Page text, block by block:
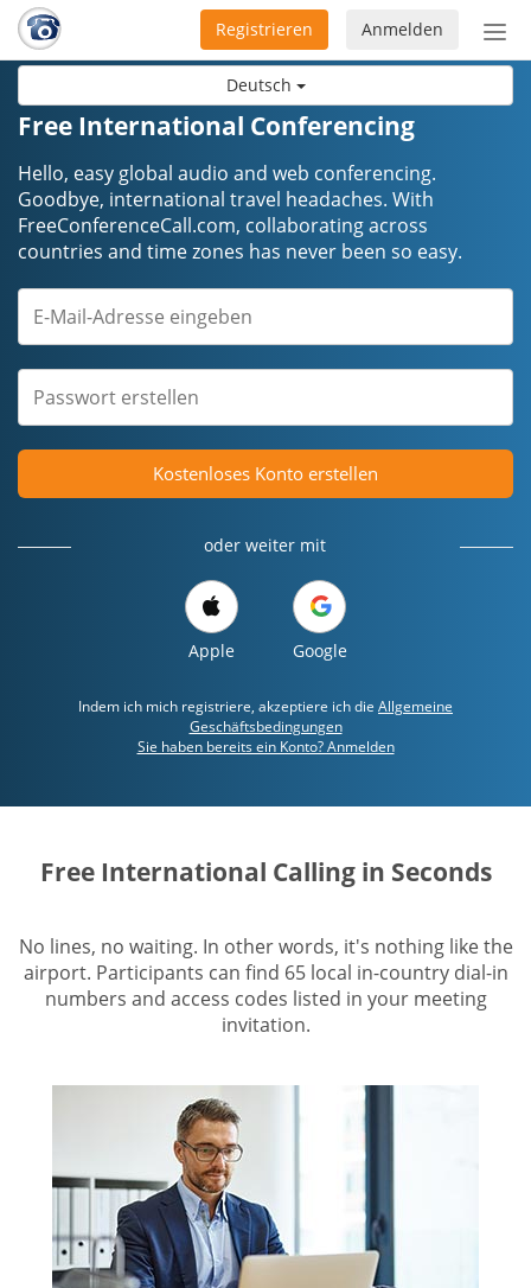
Deutsch
Anmelden
Registrieren
Free International Conferencing
Hello, easy global audio and web conferencing.
Goodbye, international travel headaches. ​​​​​​​With
FreeConferenceCall.com, collaborating across
countries and time zones has never been so easy.
Kostenloses Konto erstellen
oder weiter mit
Apple Google
Indem ich mich registriere, akzeptiere ich die Allgemeine
Geschäftsbedingungen
Sie haben bereits ein Konto? Anmelden
Free International Calling in Seconds
No lines, no waiting. In other words, it's nothing like the
airport. Participants can find 65 local in-country dial-in
numbers and access codes listed in your meeting
invitation.